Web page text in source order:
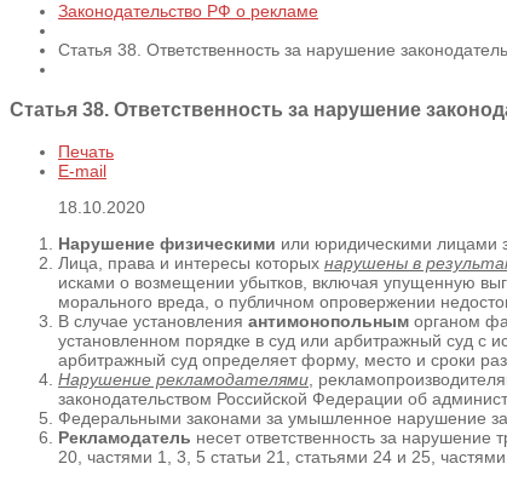
Законодательство РФ о рекламе
Статья 38. Ответственность за нарушение
Статья 38. Ответственность за нарушение
Печать
E-mail
18.10.2020
Нарушение физическими или юридическими лицами
Лица, права и интересы которых нарушены в
исками о возмещении убытков, включая упущенную
морального вреда, о публичном опровержении
В случае установления антимонопольным органом
установленном порядке в суд или арбитражный суд с
арбитражный суд определяет форму, место и сроки
Нарушение рекламодателями ,
законодательством Российской Федерации об
Федеральными законами за умышленное нарушение
Рекламодатель несет ответственность за нарушение
20, частями 1, 3, 5 статьи 21, статьями 24 и 25,